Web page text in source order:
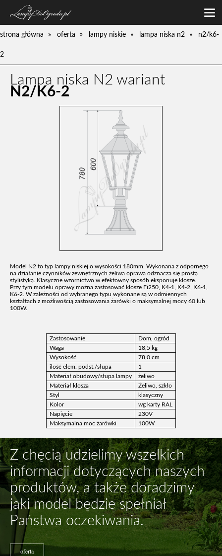
oferta
kinkiety
o firmie
zamówienia
kontakt
strona główna oferta lampy niskie lampa niska n2 n2/k6-
2
Lampa niska N2 wariant
N2/K6-2
Model N2 to typ lampy niskiej o wysokości 180mm. Wykonana z odpornego
na działanie czynników zewnętrznych żeliwa oprawa odznacza się prostą
stylistyką. Klasyczne wzornictwo w efektowny sposób eksponuje klosze.
Przy tym modelu oprawy można zastosować klosze Fi250, K4-1, K4-2, K6-1,
K6-2. W zależności od wybranego typu wykonane są w odmiennych
kształtach z możliwością zastosowania żarówki o maksymalnej mocy 60 lub
100W.
Zastosowanie
Dom, ogród
Waga
18,5 kg
Wysokość
78,0 cm
ilość elem. podst./słupa
1
Materiał obudowy/słupa lampy
żeliwo
Materiał klosza
Żeliwo, szkło
Styl
klasyczny
Kolor
wg karty RAL
Napięcie
230V
Maksymalna moc żarówki
100W
Z chęcią udzielimy wszelkich
informacji dotyczących naszych
produktów, a także doradzimy
jaki model będzie spełniał
Państwa oczekiwania.
oferta